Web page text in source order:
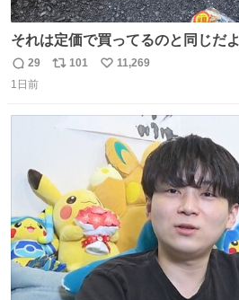
それは定価で買ってるのと同じだよ
返
信
29
リ
101
い
11,269
1日前